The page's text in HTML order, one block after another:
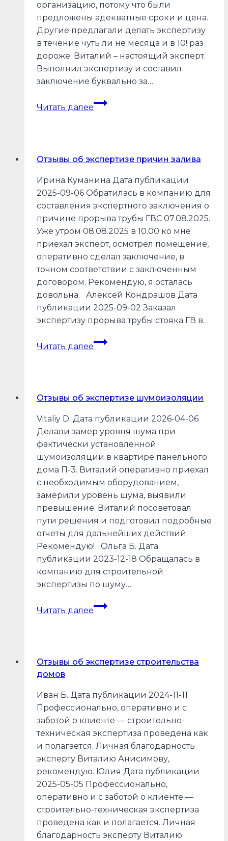
организацию, потому что были
предложены адекватные сроки и цена.
Другие предлагали делать экспертизу
в течение чуть ли не месяца и в 10! раз
дороже. Виталий – настоящий эксперт.
Выполнил экспертизу и составил
заключение буквально за…
Читать далее
Отзывы
от
застройщика
Отзывы об экспертизе причин залива
Ирина Куманина Дата публикации
2025-09-06 Обратилась в компанию для
составления экспертного заключения о
причине прорыва трубы ГВС 07.08.2025.
Уже утром 08.08.2025 в 10.00 ко мне
приехал эксперт, осмотрел помещение,
оперативно сделал заключение, в
точном соответствии с заключенным
договором. Рекомендую, я осталась
довольна. Алексей Кондрашов Дата
публикации 2025-09-02 Заказал
экспертизу прорыва трубы стояка ГВ в…
Читать далее
Отзывы
об
Отзывы об экспертизе шумоизоляции
Vitaliy D. Дата публикации 2026-04-06
Делали замер уровня шума при
фактически установленной
шумоизоляции в квартире панельного
дома П-3. Виталий оперативно приехал
с необходимым оборудованием,
замерили уровень шума, выявили
превышение. Виталий посоветовал
пути решения и подготовил подробные
отчеты для дальнейших действий.
Рекомендую! Ольга Б. Дата
публикации 2023-12-18 Обращалась в
компанию для строительной
экспертизы по шуму…
Читать далее
Отзывы
об
Отзывы об экспертизе строительства
домов
Иван Б. Дата публикации 2024-11-11
Профессионально, оперативно и с
заботой о клиенте — строительно-
техническая экспертиза проведена как
и полагается. Личная благодарность
эксперту Виталию Анисимову,
рекомендую. Юлия Дата публикации
2025-05-05 Профессионально,
оперативно и с заботой о клиенте —
строительно-техническая экспертиза
проведена как и полагается. Личная
благодарность эксперту Виталию